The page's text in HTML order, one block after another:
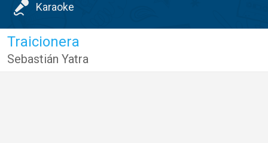
Karaoke
Traicionera
Sebastián Yatra